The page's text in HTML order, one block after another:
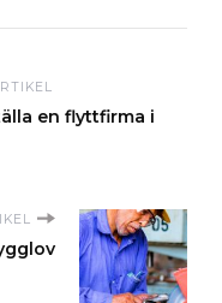
en flyttfirma i